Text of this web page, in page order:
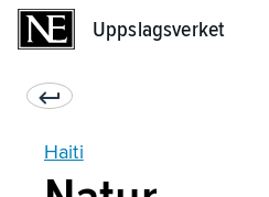
Uppslagsverket
Haiti